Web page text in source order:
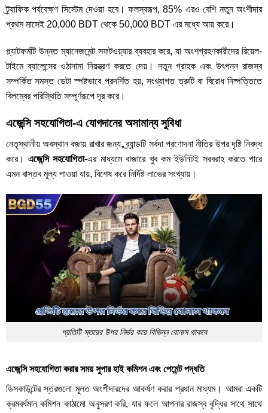
ট্র্যাফিক পর্যবেক্ষণ সিস্টেম দেওয়া হবে। ফলস্বরূপ, 85% এরও বেশি নতুন অংশীদার
প্রথম মাসেই 20,000 BDT থেকে 50,000 BDT এর মধ্যে আয় করে।
প্ল্যাটফর্মটি উন্নত ম্যানেজমেন্ট সফটওয়্যার ব্যবহার করে, যা অংশগ্রহণকারীদের রিয়েল-
টাইমে ব্যালেন্সের ওঠানামা নিয়ন্ত্রণ করতে দেয়। নতুন গ্রাহক এবং উৎপন্ন রাজস্ব
সম্পর্কিত সমস্ত ডেটা স্পষ্টভাবে প্রদর্শিত হয়, সংখ্যাগত ত্রুটি বা বিরোধ নিষ্পত্তিতে
বিলম্বের পরিস্থিতি সম্পূর্ণরূপে দূর করে।
এজেন্সি সহযোগিতা-এ যোগদানের অসামান্য সুবিধা
নেতৃস্থানীয় অবস্থান বজায় রাখার জন্য, ব্র্যান্ডটি সর্বদা প্রণোদনা নীতির উপর দৃষ্টি নিবদ্ধ
করে।এজেন্সি সহযোগিতা-এর মাধ্যমে বাজারে খুব কম ইউনিটই সরবরাহ করতে পারে
এমন বাস্তব মূল্য পাওয়া যায়, বিশেষ করে নির্দিষ্ট লাভের সংখ্যায়।
প্রতিটি স্তরের উপর নির্ভর করে বিভিন্ন বোনাস থাকবে
এজেন্সি সহযোগিতা করার সময় সুপার হাই কমিশন এবং পেমেন্ট পদ্ধতি
ডিসকাউন্টের স্তরগুলো মূলত অংশীদারদের আকর্ষণ করার প্রধান মাধ্যম। আমরা একটি
ক্রমবর্ধমান কমিশন কাঠামো অনুসরণ করি, যার ফলে আপনার রাজস্ব বৃদ্ধির সাথে সাথে